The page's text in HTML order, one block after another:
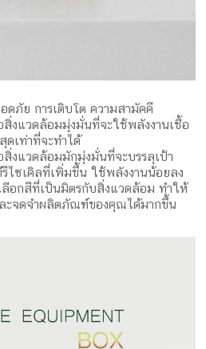
ดภัย การเติบโต ความสามัคคี
งแวดล้อมมุ่งมั่นที่จะใช้พลังงานเชื้อ
เท่าที่จะทำได้
งแวดล้อมมักมุ่งมั่นที่จะบรรลุเป้า
ไซเคิลที่เพิ่มขึ้น ใช้พลังงานน้อยลง
ลือกสีที่เป็นมิตรกับสิ่งแวดล้อม ทำให้
ะจดจำผลิตภัณฑ์ของคุณได้มากขึ้น